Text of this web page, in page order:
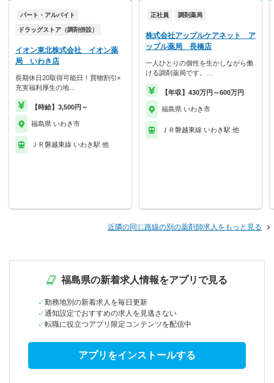
パート・アルバイト
ドラッグストア（調剤併設）
イオン東北株式会社 イオン薬
局 いわき店
長期休日20取得可能日！買物割引×
充実福利厚生の地…
【時給】3,500円～
福島県 いわき市
ＪＲ磐越東線 いわき駅 他
正社員 調剤薬局
株式会社アップルケアネット ア
ップル薬局 長橋店
一人ひとりの個性を生かしながら働
ける調剤薬局です。…
【年収】430万円～600万円
福島県 いわき市
ＪＲ磐越東線 いわき駅 他
近隣の同じ路線の別の薬剤師求人をもっと見る
福島県の新着求人情報をアプリで見る
勤務地別の新着求人を毎日更新
通知設定でおすすめの求人を見逃さない
転職に役立つアプリ限定コンテンツを配信中
アプリをインストールする